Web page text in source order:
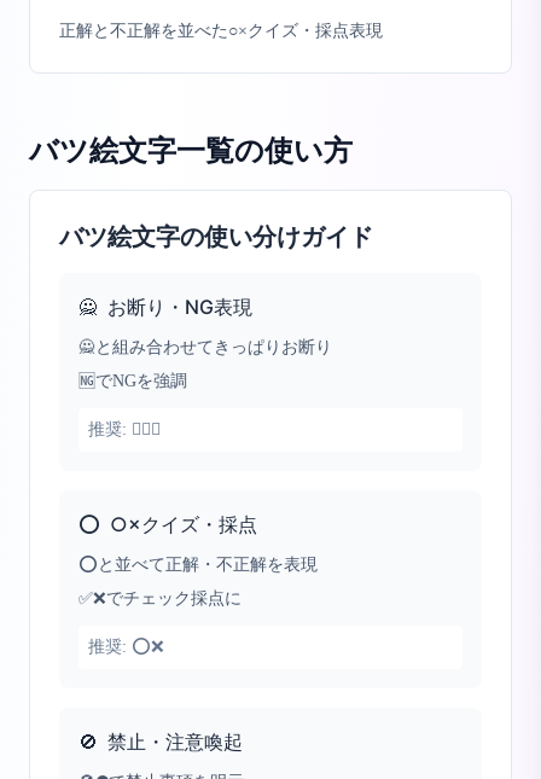
正解と不正解を並べた○×クイズ・採点表現
バツ絵文字一覧の使い方
バツ絵文字の使い分けガイド
🙅 お断り・NG表現
🙅と組み合わせてきっぱりお断り
🆖でNGを強調
推奨: 🙅‍♀️❌
⭕ ○×クイズ・採点
⭕と並べて正解・不正解を表現
✅❌でチェック採点に
推奨: ⭕❌
🚫 禁止・注意喚起